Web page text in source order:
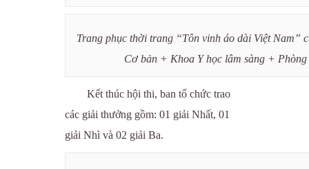
Trang phục thời trang “Tôn vinh áo dài Việt Nam”
Cơ bản + Khoa Y học lâm sàng +
Kết thúc hội thi, ban tổ chức trao
các giải thưởng gồm: 01 giải Nhất, 01
giải Nhì và 02 giải Ba.